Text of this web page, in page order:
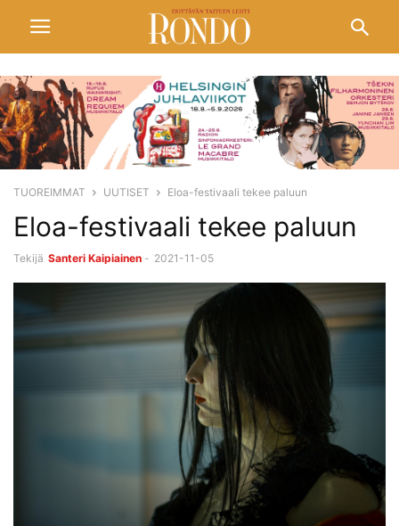
TUOREIMMAT UUTISET Eloa-festivaali tekee paluun
Eloa-festivaali tekee paluun
Tekijä Santeri Kaipiainen - 2021-11-05